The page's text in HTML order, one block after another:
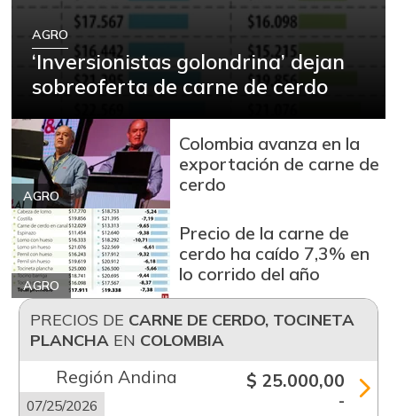
AGRO
‘Inversionistas golondrina’ dejan
sobreoferta de carne de cerdo
AGRO
Colombia avanza en la
exportación de carne de
cerdo
AGRO
Precio de la carne de
cerdo ha caído 7,3% en
lo corrido del año
PRECIOS DE CARNE DE CERDO, TOCINETA
PLANCHAEN COLOMBIA
Región Andina
07/25/2026
$ 25.000,00
-